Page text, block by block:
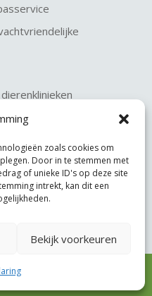
zoals cookies om
Door in te stemmen met
of unieke ID's op deze site
intrekt, kan dit een
Bekijk voorkeuren
/ Joost van Riel